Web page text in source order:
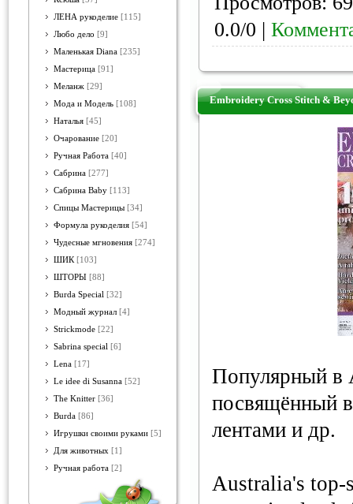
ЛЕНА рукоделие [115]
Любо дело [9]
Маленькая Diana [235]
Мастерица [91]
Меланж [29]
Мода и Модель [108]
Наталья [45]
Очарование [20]
Ручная Работа [40]
Сабрина [277]
Сабрина Baby [113]
Спицы Мастерицы [34]
Формула рукоделия [54]
Чудесные мгновения [274]
ШИК [103]
ШТОРЫ [88]
Burda Special [32]
Модный журнал [4]
Strickmode [22]
Sabrina special [6]
Lena [17]
Le idee di Susanna [52]
The Knitter [36]
Burda [86]
Игрушки своими руками [5]
Для животных [1]
Ручная работа [2]
0.0/0 |
Embroidery Cross Stitch &
Популярный в
посвящённый
лентами и др.
Australia's top-